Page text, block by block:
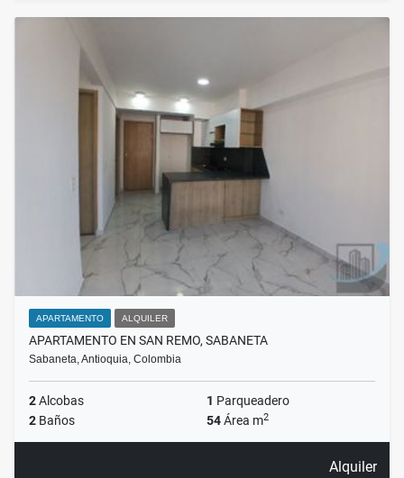
APARTAMENTO ALQUILER
APARTAMENTO EN SAN REMO, SABANETA
Sabaneta, Antioquia, Colombia
2Alcobas 1 Parqueadero
2 Baños 54Área m2
Alquiler